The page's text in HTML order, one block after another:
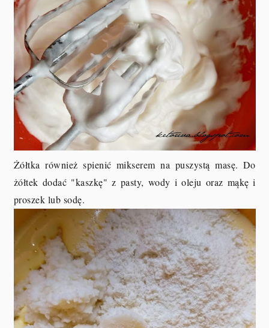
Żółtka również spienić mikserem na puszystą masę. Do
żółtek dodać "kaszkę" z pasty, wody i oleju oraz mąkę i
proszek lub sodę.